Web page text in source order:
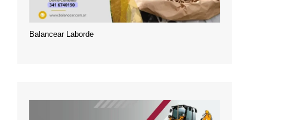
Balancear Laborde